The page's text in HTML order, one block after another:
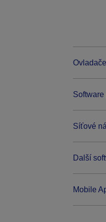
Ovladače
Síťové
Další
Mobile